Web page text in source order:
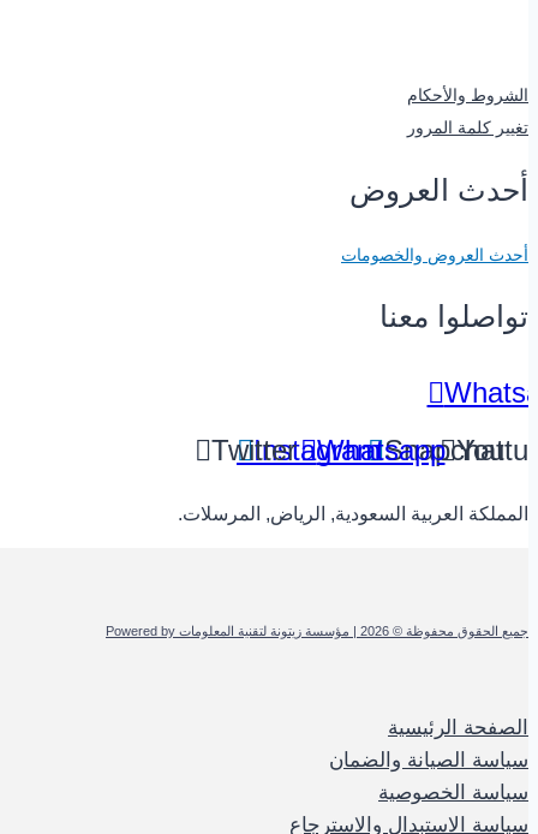
الشروط والأحكام
تغيير كلمة المرور
أحدث العروض
أحدث العروض والخصومات
تواصلوا معنا
Snapchat
Whatsapp
Instagram
Twitter
المملكة العربية السعودية, الرياض, المرسلات.
جميع الحقوق محفوظة © 2026 | مؤسسة زيتونة لتقنية المعلومات Powered by
الصفحة الرئيسية
سياسة الصيانة والضمان
سياسة الخصوصية
سياسة الاستبدال والاسترجاع